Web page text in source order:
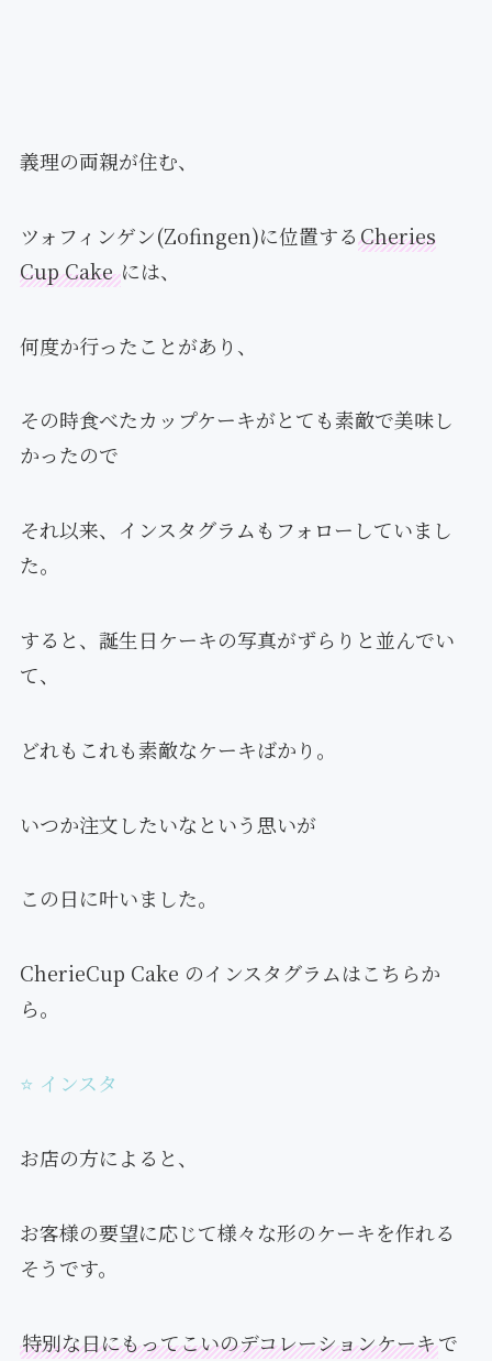
義理の両親が住む、
ツォフィンゲン(Zofingen)に位置するCheries
Cup Cakeには、
何度か行ったことがあり、
その時食べたカップケーキがとても素敵で美味し
かったので
それ以来、インスタグラムもフォローしていまし
た。
すると、誕生日ケーキの写真がずらりと並んでい
て、
どれもこれも素敵なケーキばかり。
いつか注文したいなという思いが
この日に叶いました。
CherieCup Cake のインスタグラムはこちらか
ら。
⭐️ インスタ
お店の方によると、
お客様の要望に応じて様々な形のケーキを作れる
そうです。
特別な日にもってこいのデコレーションケーキで